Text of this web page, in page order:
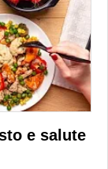
e salute